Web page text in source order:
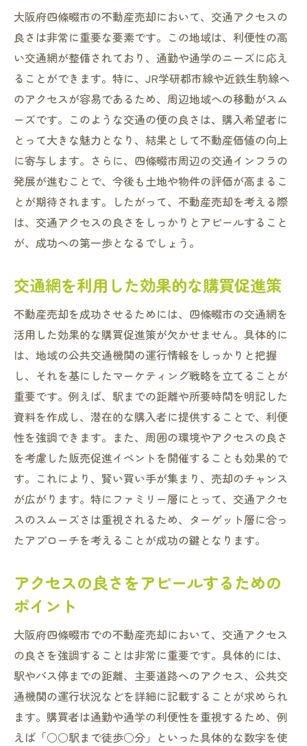
家族向け物件の魅力を引き出す方法
周辺施設の紹介がもたらす効果
ファミリー層にアプローチするための広告
学校区や生活環境の情報発信
ファミリー層が注目する物件の条件
四条畷市の現状を理解した効果的な不動産売却
戦略
地域特性を把握した売却プランの立案
競合物件分析で差別化を図る方法
現地調査を活用したマーケット動向の把握
不動産市場のトレンドを理解する
地域ニーズに応じた広告展開
市場分析を基にした戦略的価格設定
地域特性を活かした四条畷市での賢い売却方法
地域魅力を引き出すプロモーション術
地元の文化や歴史を活用した売却方法
地元密着型のマーケティング手法
地域特性にマッチする物件の紹介
地域に根差した不動産の強み活用
地元住民の声を活かした売却活動
取引データを活用した四条畷市不動産売却の秘
訣
過去の取引データで市場動向を予測
データ分析を基にした適正価格設定
取引例から学ぶ価格交渉のポイント
取引履歴から得る地域傾向の把握
市場データ活用による売却効率の向上
四条畷市で適正価格を設定するための市場分析
法
市場分析の基本とその重要性
大阪府四條畷市の不動産売却において、交通アクセスの
良さは非常に重要な要素です。この地域は、利便性の高
い交通網が整備されており、通勤や通学のニーズに応え
ることができます。特に、JR学研都市線や近鉄生駒線へ
のアクセスが容易であるため、周辺地域への移動がスム
ーズです。このような交通の便の良さは、購入希望者に
とって大きな魅力となり、結果として不動産価値の向上
に寄与します。さらに、四條畷市周辺の交通インフラの
発展が進むことで、今後も土地や物件の評価が高まるこ
とが期待されます。したがって、不動産売却を考える際
は、交通アクセスの良さをしっかりとアピールすること
が、成功への第一歩となるでしょう。
交通網を利用した効果的な購買促進策
不動産売却を成功させるためには、四條畷市の交通網を
活用した効果的な購買促進策が欠かせません。具体的に
は、地域の公共交通機関の運行情報をしっかりと把握
し、それを基にしたマーケティング戦略を立てることが
重要です。例えば、駅までの距離や所要時間を明記した
資料を作成し、潜在的な購入者に提供することで、利便
性を強調できます。また、周囲の環境やアクセスの良さ
を考慮した販売促進イベントを開催することも効果的で
す。これにより、賢い買い手が集まり、売却のチャンス
が広がります。特にファミリー層にとって、交通アクセ
スのスムーズさは重視されるため、ターゲット層に合っ
たアプローチを考えることが成功の鍵となります。
アクセスの良さをアピールするための
ポイント
大阪府四條畷市での不動産売却において、交通アクセス
の良さを強調することは非常に重要です。具体的には、
駅やバス停までの距離、主要道路へのアクセス、公共交
通機関の運行状況などを詳細に記載することが求められ
ます。購買者は通勤や通学の利便性を重視するため、例
えば「○○駅まで徒歩○分」といった具体的な数字を使